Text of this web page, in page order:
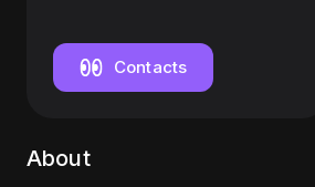
Contacts
About